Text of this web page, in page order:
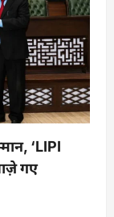
‘LIPI
गए